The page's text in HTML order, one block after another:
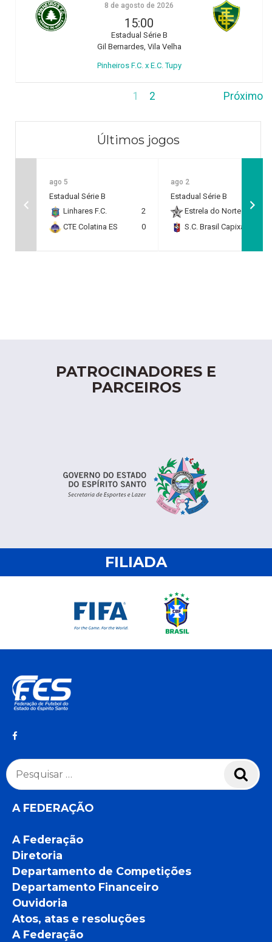
8 de agosto de 2026
15:00
Estadual Série B
Gil Bernardes, Vila Velha
Pinheiros F.C. x E.C. Tupy
1 2 Próximo
Últimos jogos
ago 5
Estadual Série B
Linhares F.C.
2
CTE Colatina ES
0
ago 2
Estadual Série B
Estrela do Norte F.C.
S.C. Brasil Capixaba
PATROCINADORES E
PARCEIROS
FILIADA
Pesquisar
por:
A FEDERAÇÃO
A Federação
Diretoria
Departamento de Competições
Departamento Financeiro
Ouvidoria
Atos, atas e resoluções
A Federação